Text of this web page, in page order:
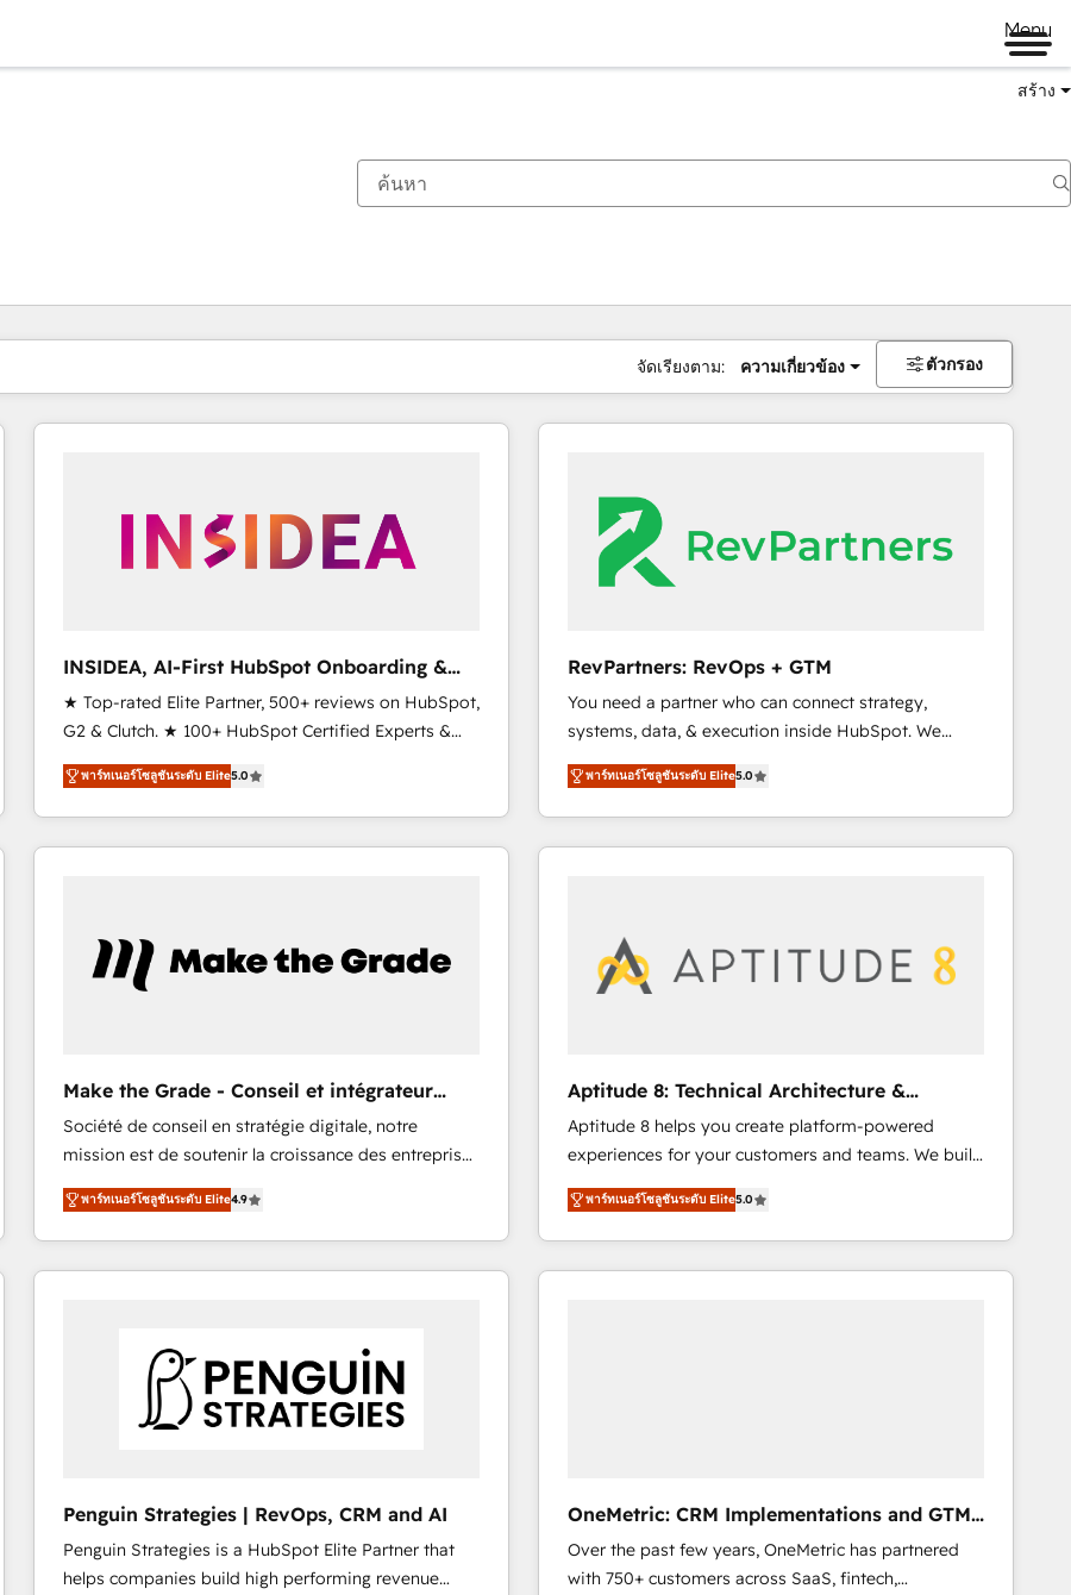
Menu
สร้าง
จัดเรียงตาม: ความเกี่ยวข้อง ตัวกรอง
INSIDEA, AI-First HubSpot Onboarding &
RevOps
★ Top-rated Elite Partner, 500+ reviews on HubSpot,
G2 & Clutch. ★ 100+ HubSpot Certified Experts &
Trainers across the team ★ 1,500+ implementations
across five continents ★ AI-First, RevOps-led,
Onboarding obsessed ★ Company of the Year
2024/25 INSIDEA helps growing companies turn
your time zone. What we do ➤ Onboarding: Live in
weeks, with workflows built around your business,
revenue process. Sales, marketing, and service wired
together. ➤ AI and Integrations: Layer Breeze AI,
custom agents, and APIs to remove manual work. ➤
Ongoing Management: Monthly tune-ups, feature
rollouts, adoption coaching. Buying HubSpot,
switching to it, or reviving a stale portal? We are
built for the work.
พาร์ทเนอร์โซลูชันระดับ Elite5.0
RevPartners: RevOps + GTM
You need a partner who can connect strategy,
systems, data, & execution inside HubSpot. We
bridge the gap where most agencies fall short by
combining GTM strategy with technical execution to
solve the right problem with the right solution. As the
only firm in the world to hold Elite Partner
market execution. Why B2B Businesses Choose RP: -
Secure: Soc2 compliant 🛡️ - Pricing: Implementations
HubSpot Partner 🪴 - Sales Hub: More
implementations than any other Partner 💻 -
Migrations: We convert Salesforce addicts to
HubSpot evangelists 🧡 Don't hire a marketing
agency for an Ops problem. Don't hire a technical
agency for a growth problem. Hire a partner built to
solve both.
พาร์ทเนอร์โซลูชันระดับ Elite5.0
Make the Grade - Conseil et intégrateur
HubSpot
Société de conseil en stratégie digitale, notre
mission est de soutenir la croissance des entreprises
B2B à travers l’acquisition de nouveaux clients,
l'intégration CRM et le développement des revenus
auprès de vos comptes existants. En France et à
l'international, nous travaillons avec des ETI
startups florissantes. Nos 3 grandes expertises sont :
➤ L’intégration de CRM et de méthodologie RevOps
pour aligner les équipes marketing, commerciales et
opportunités d'affaires ➤ La mise en place de
stratégies d'acquisition marketing (SEO, SEA,
inbound, automatisation marketing, ABM, IA,
พาร์ทเนอร์โซลูชันระดับ Elite4.9
Aptitude 8: Technical Architecture &
Deployment
Aptitude 8 helps you create platform-powered
experiences for your customers and teams. We build
multi-hub solutions and orchestrate operations
across your entire tech stack. Aptitude 8 is trusted
by top brands such as Lenovo, Bluetooth,
International Sports Sciences Association, SXSW,
development, and project management. We have
100% US-based, FTE team members. We offer
project-based and managed services engagements
พาร์ทเนอร์โซลูชันระดับ Elite5.0
Penguin Strategies | RevOps, CRM and AI
Penguin Strategies is a HubSpot Elite Partner that
helps companies build high performing revenue
OneMetric: CRM Implementations and GTM
engineering
Over the past few years, OneMetric has partnered
with 750+ customers across SaaS, fintech,
ตอนนี้คุณอยู่ที่หน้า
หน้า หน้า หน้า หน้า หน้า หน้า หน้า หน้า หน้า หน้า